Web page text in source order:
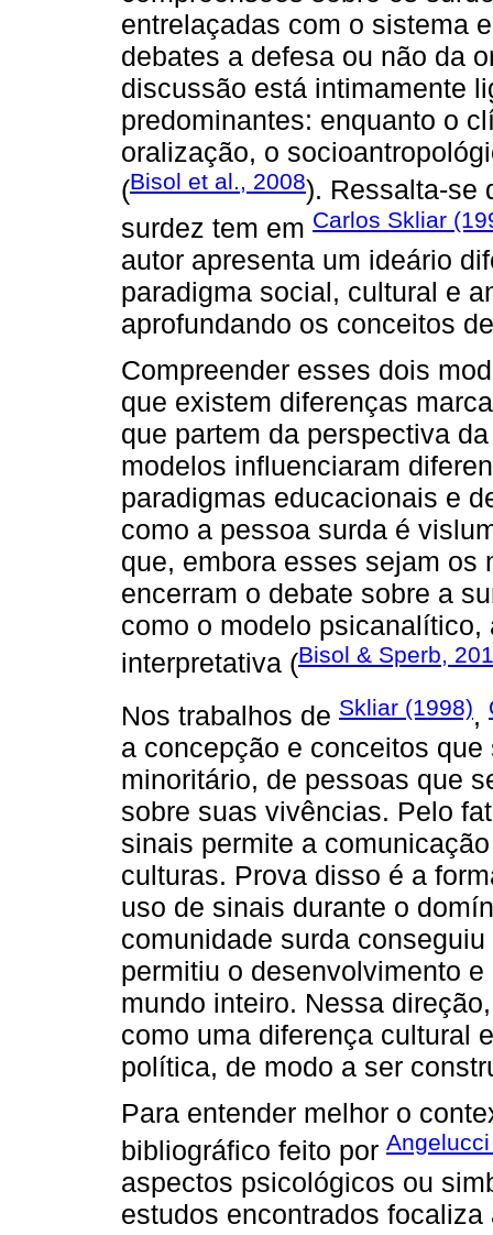
entrelaçadas com o sistema
debates a defesa ou não da
discussão está intimamente
predominantes: enquanto o
oralização, o
(Bisol et al., 2008). Ressalta-se
surdez tem em Carlos Skliar
autor apresenta um ideário
paradigma social, cultural e
aprofundando os conceitos
Compreender esses dois
que existem diferenças
que partem da perspectiva
modelos influenciaram
paradigmas educacionais e
como a pessoa surda é
que, embora esses sejam os
encerram o debate sobre a
como o modelo
interpretativa (Bisol & Sperb,
Nos trabalhos de Skliar (1998),
a concepção e conceitos
minoritário, de pessoas que
sobre suas vivências. Pelo
sinais permite a
culturas. Prova disso é a
uso de sinais durante o
comunidade surda
permitiu o desenvolvimento
mundo inteiro. Nessa
como uma diferença cultural
política, de modo a ser
Para entender melhor o
bibliográfico feito por
aspectos psicológicos ou
estudos encontrados